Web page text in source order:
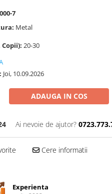
7
Metal
20-30
Joi, 10.09.2026
ADAUGA IN COS
Ai nevoie de ajutor?
Cere informatii
Experienta